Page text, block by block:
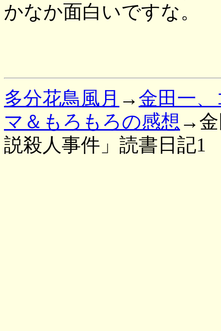
かなか面白いですな。
多分花鳥風月 → 金田一
マ＆もろもろの感想 →金
説殺人事件」読書日記1